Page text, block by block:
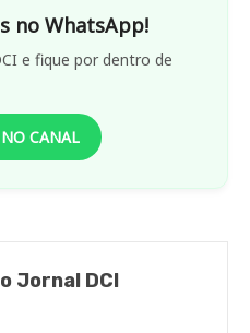
no WhatsApp!
e fique por dentro de
CANAL
Jornal DCI